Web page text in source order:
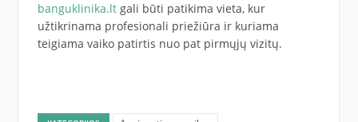
banguklinika.ltgali būti patikima vieta, kur
užtikrinama profesionali priežiūra ir kuriama
teigiama vaiko patirtis nuo pat pirmųjų vizitų.